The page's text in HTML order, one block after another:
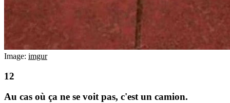
Image: imgur
Au cas où ça ne se voit pas, c'est un camion.